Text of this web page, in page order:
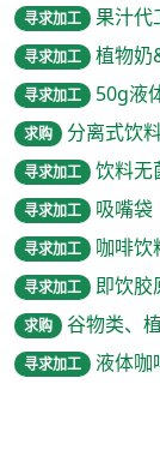
寻求加工 果汁代
寻求加工 植物奶
寻求加工 50g液
求购 分离式饮
寻求加工 饮料无
寻求加工 吸嘴袋
寻求加工 咖啡饮
寻求加工 即饮胶
求购 谷物类、
寻求加工 液体咖